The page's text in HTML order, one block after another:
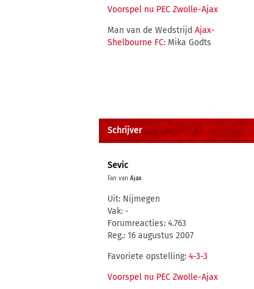
Voorspel nu PEC Zwolle-Ajax
Man van de Wedstrijd Ajax-
Shelbourne FC: Mika Godts
Schrijver
Sevic
Fan van Ajax
Uit: Nijmegen
Vak: -
Forumreacties: 4.763
Reg.: 16 augustus 2007
Favoriete opstelling: 4-3-3
Voorspel nu PEC Zwolle-Ajax